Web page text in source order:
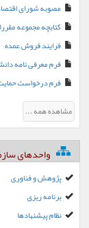
مصوبه شورای
کتابچه مجموعه
فرایند فروش عمده
فرم معرفی نامه
فرم درخواست
مشاهده همه ...
واحدهای
پژوهش و فناوری
برنامه ریزی
نظام پیشنهادها